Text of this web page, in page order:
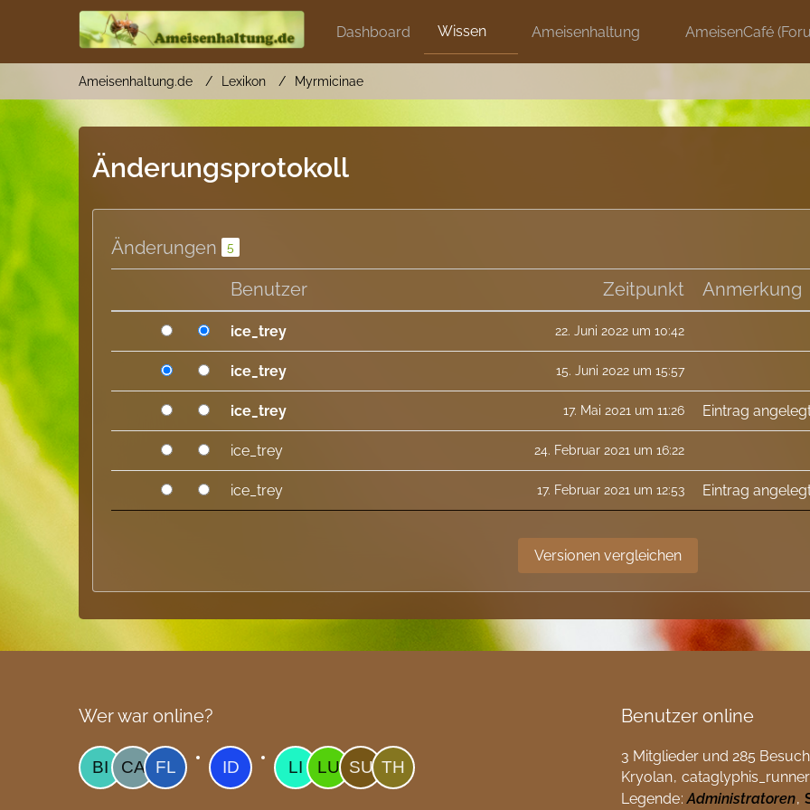
Dashboard Wissen Ameisenhaltung AmeisenCafé
Ameisenhaltung.de Lexikon Myrmicinae
Änderungsprotokoll
Änderungen 5
Benutzer Zeitpunkt Anmerkung
ice_trey 22. Juni 2022 um 10:42
ice_trey 15. Juni 2022 um 15:57
ice_trey 17. Mai 2021 um 11:26 Eintrag
ice_trey 24. Februar 2021 um 16:22
ice_trey 17. Februar 2021 um 12:53 Eintrag
Wer war online? Benutzer online
3 Mitglieder und 285
Kryolan cataglyphis_runner
Legende Administratoren